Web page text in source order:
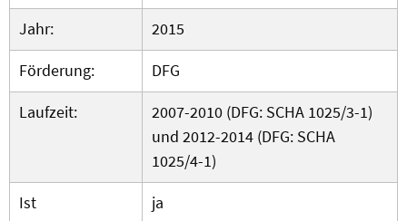
Jahr:
2015
Förderung:
DFG
Laufzeit:
2007-2010 (DFG: SCHA 1025/3-1)
und 2012-2014 (DFG: SCHA
1025/4-1)
Ist
ja